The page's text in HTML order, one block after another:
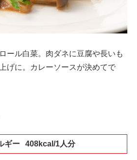
ール白菜。肉ダネに豆腐や長いも
げに。カレーソースが決めてで
ギー 408kcal/1人分